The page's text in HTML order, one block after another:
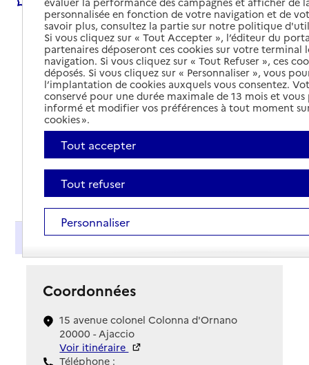
Présentation
Coordonnées
15 avenue colonel Colonna d'Ornano
20000 - Ajaccio
Voir itinéraire
Téléphone :
personnalisée en fonction de votre navigation et de
savoir plus, consultez la partie sur notre politique
Si vous cliquez sur « Tout Accepter », l’éditeur du
partenaires déposeront ces cookies sur votre terminal
navigation. Si vous cliquez sur « Tout Refuser », ces
déposés. Si vous cliquez sur « Personnaliser », vous
l’implantation de cookies auxquels vous consentez.
conservé pour une durée maximale de 13 mois et
informé et modifier vos préférences à tout moment
cookies ».
Tout accepter
Tout refuser
Personnaliser